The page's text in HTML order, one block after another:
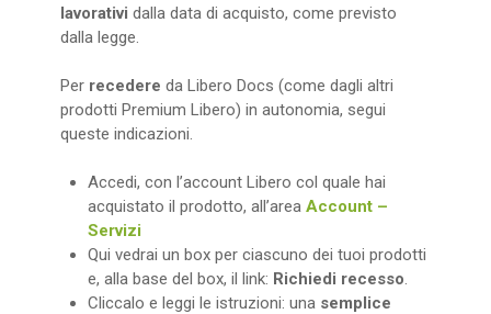
lavorativi dalla data di acquisto, come previsto
dalla legge.
Per recedere da Libero Docs (come dagli altri
prodotti Premium Libero) in autonomia, segui
queste indicazioni.
Accedi, con l’account Libero col quale hai
acquistato il prodotto, all’area Account –
Servizi
Qui vedrai un box per ciascuno dei tuoi prodotti
e, alla base del box, il link: Richiedi recesso.
Cliccalo e leggi le istruzioni: una semplice